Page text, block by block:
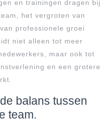
en trainingen dragen bij
het vergroten van
professionele groei
niet alleen tot meer
maar ook tot
en een grotere
balans tussen
team.